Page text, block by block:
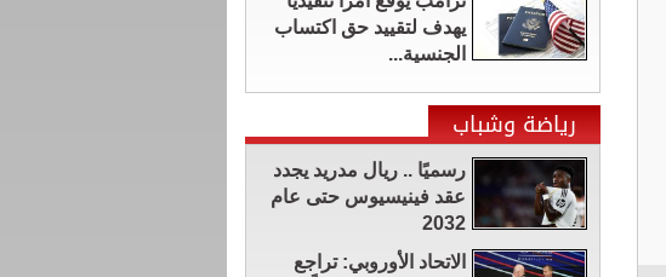
يهدف لتقييد حق اكتساب
الجنسية...
رياضة وشباب
رسميًا .. ريال مدريد يجدد
عقد فينيسيوس حتى عام
2032
الاتحاد الأوروبي: تراجع